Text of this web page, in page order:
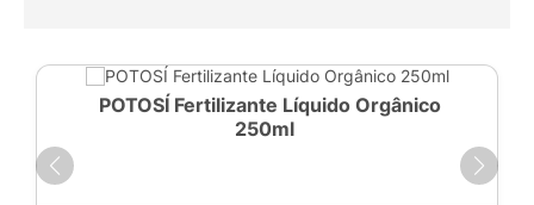
POTOSÍ Fertilizante Líquido Orgânico
250ml